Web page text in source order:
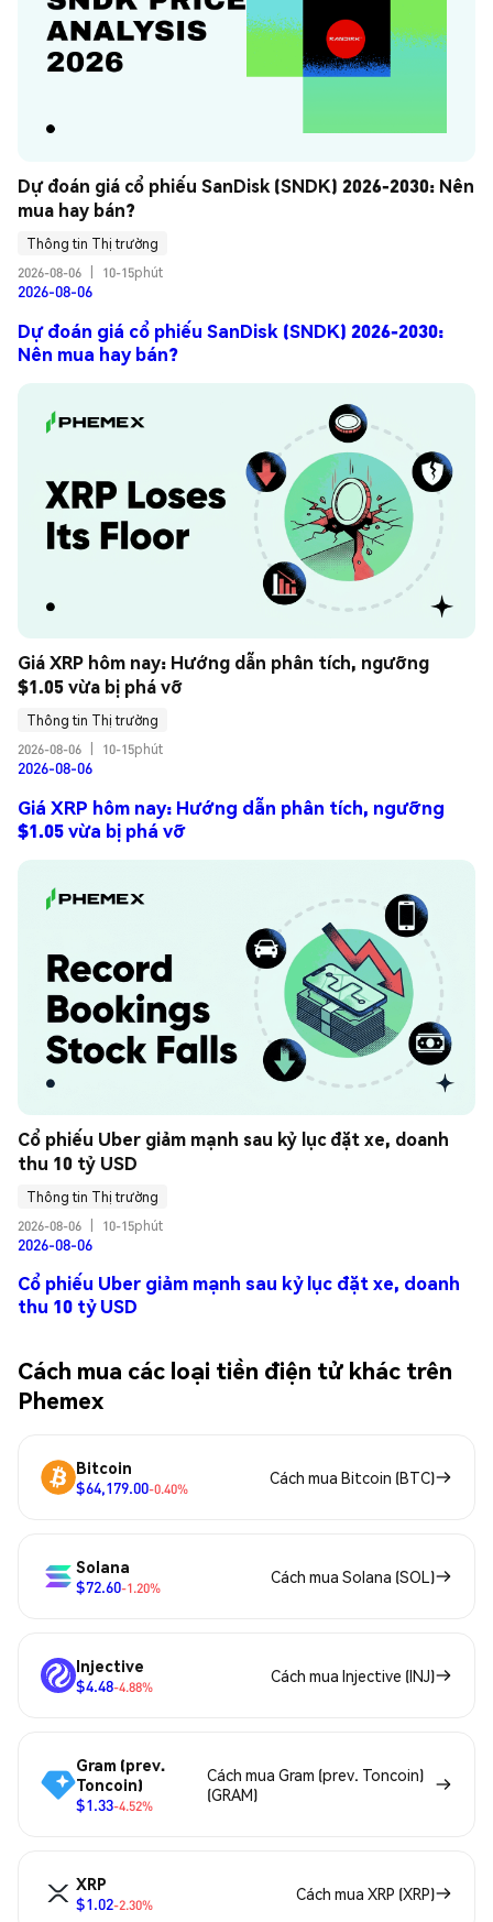
Dự đoán giá cổ phiếu SanDisk (SNDK) 2026-2030: Nên
mua hay bán?
Thông tin Thị trường
2026-08-06
10-15phút
2026-08-06
Dự đoán giá cổ phiếu SanDisk (SNDK) 2026-2030:
Nên mua hay bán?
Giá XRP hôm nay: Hướng dẫn phân tích, ngưỡng
$1.05 vừa bị phá vỡ
Thông tin Thị trường
2026-08-06
10-15phút
2026-08-06
Giá XRP hôm nay: Hướng dẫn phân tích, ngưỡng
$1.05 vừa bị phá vỡ
Cổ phiếu Uber giảm mạnh sau kỷ lục đặt xe, doanh
thu 10 tỷ USD
Thông tin Thị trường
2026-08-06
10-15phút
2026-08-06
Cổ phiếu Uber giảm mạnh sau kỷ lục đặt xe, doanh
thu 10 tỷ USD
Cách mua các loại tiền điện tử khác trên
Phemex
Bitcoin
$64,179.00-0.40%
Cách mua Bitcoin (BTC)
Solana
$72.60-1.20%
Cách mua Solana (SOL)
Injective
$4.48-4.88%
Cách mua Injective (INJ)
Gram (prev.
Toncoin)
$1.33-4.52%
Cách mua Gram (prev. Toncoin)
(GRAM)
XRP
$1.02-2.30%
Cách mua XRP (XRP)